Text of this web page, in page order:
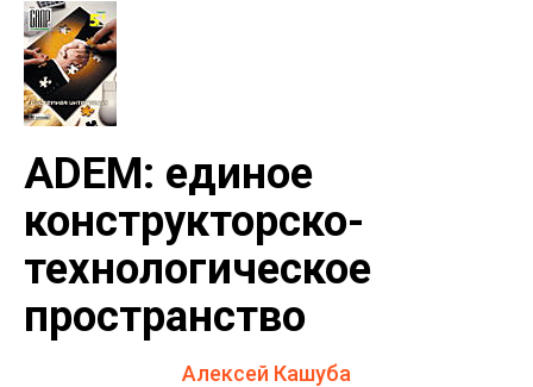
ADEM: единое
конструкторско-
технологическое
пространство
Алексей Кашуба